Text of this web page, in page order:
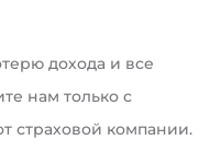
дохода и все
нам только с
страховой компании.